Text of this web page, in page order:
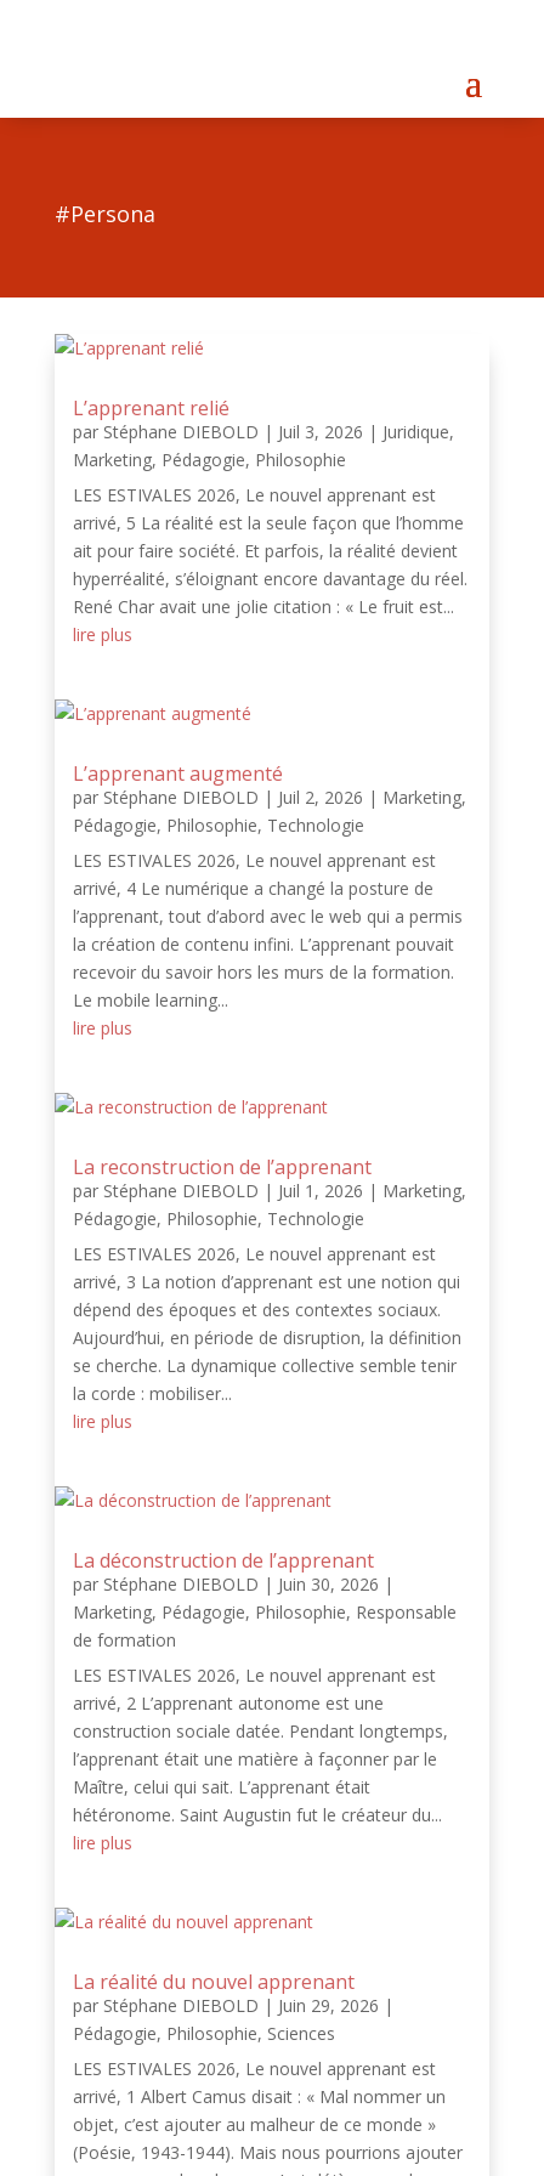
#Persona
L’apprenant relié
par Stéphane DIEBOLD | Juil 3, 2026 | Juridique,
Marketing, Pédagogie, Philosophie
LES ESTIVALES 2026, Le nouvel apprenant est
arrivé, 5 La réalité est la seule façon que l’homme
ait pour faire société. Et parfois, la réalité devient
hyperréalité, s’éloignant encore davantage du réel.
René Char avait une jolie citation : « Le fruit est...
lire plus
L’apprenant augmenté
par Stéphane DIEBOLD | Juil 2, 2026 | Marketing,
Pédagogie, Philosophie, Technologie
LES ESTIVALES 2026, Le nouvel apprenant est
arrivé, 4 Le numérique a changé la posture de
l’apprenant, tout d’abord avec le web qui a permis
la création de contenu infini. L’apprenant pouvait
recevoir du savoir hors les murs de la formation.
Le mobile learning...
lire plus
La reconstruction de l’apprenant
par Stéphane DIEBOLD | Juil 1, 2026 | Marketing,
Pédagogie, Philosophie, Technologie
LES ESTIVALES 2026, Le nouvel apprenant est
arrivé, 3 La notion d’apprenant est une notion qui
dépend des époques et des contextes sociaux.
Aujourd’hui, en période de disruption, la définition
se cherche. La dynamique collective semble tenir
la corde : mobiliser...
lire plus
La déconstruction de l’apprenant
par Stéphane DIEBOLD | Juin 30, 2026 |
Marketing, Pédagogie, Philosophie, Responsable
de formation
LES ESTIVALES 2026, Le nouvel apprenant est
arrivé, 2 L’apprenant autonome est une
construction sociale datée. Pendant longtemps,
l’apprenant était une matière à façonner par le
Maître, celui qui sait. L’apprenant était
hétéronome. Saint Augustin fut le créateur du...
lire plus
La réalité du nouvel apprenant
par Stéphane DIEBOLD | Juin 29, 2026 |
Pédagogie, Philosophie, Sciences
LES ESTIVALES 2026, Le nouvel apprenant est
arrivé, 1 Albert Camus disait : « Mal nommer un
objet, c’est ajouter au malheur de ce monde »
(Poésie, 1943-1944). Mais nous pourrions ajouter